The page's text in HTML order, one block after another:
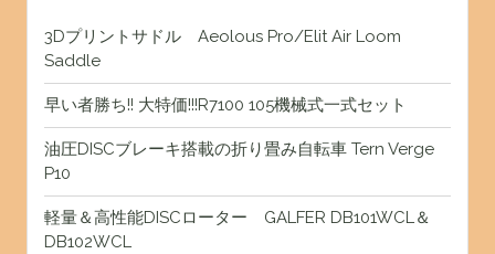
3Dプリントサドル Aeolous Pro/Elit Air Loom
Saddle
早い者勝ち!! 大特価!!!R7100 105機械式一式セット
油圧DISCブレーキ搭載の折り畳み自転車 Tern Verge
P10
軽量＆高性能DISCローター GALFER DB101WCL＆
DB102WCL